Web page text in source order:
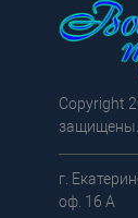
Copyright
защищены.
г.
оф. 16 А